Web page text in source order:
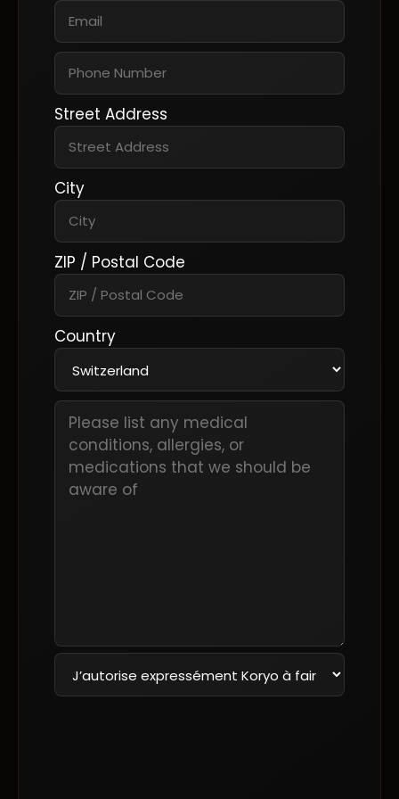
cotisations demeurent intégralement
dues.
5. Gestion des absences
Toute absence doit être signalée à
l’équipe encadrante. Les absences ne
donnent droit à aucune déduction,
aucun report de séance, ni aucun
remboursement.
6. Couverture d’assurance
obligatoire
représentants légaux) de souscrire et de
maladie/accident ainsi qu’une assurance
responsabilité civile (RC) valides.
7. Aptitude médicale
Toute condition médicale spécifique ou
contre-indication à la pratique des arts
martiaux doit être obligatoirement
d’accident ou de vol survenant à
entraînements ou à l’extérieur du club.
Street Address
City
ZIP / Postal Code
Country